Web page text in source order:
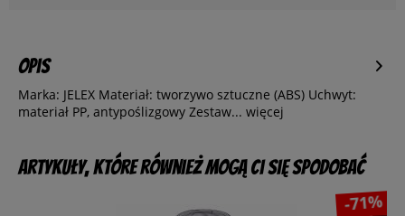
Opis
Marka: JELEX Materiał: tworzywo sztuczne (ABS) Uchwyt:
materiał PP, antypoślizgowy Zestaw... więcej
Artykuły, które również mogą Ci się spodobać
-71%